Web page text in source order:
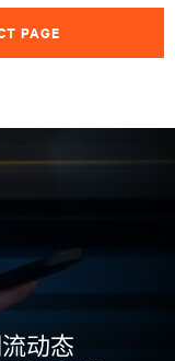
PAGE
动态